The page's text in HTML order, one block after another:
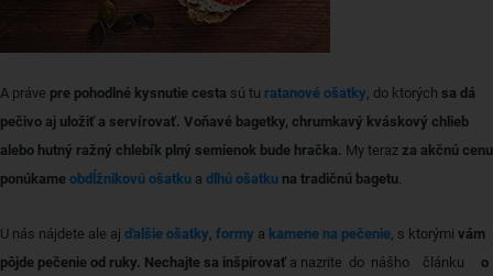
A práve pre pohodlné kysnutie cesta sú tu ratanové ošatky , do ktorých sa dá
pečivo aj uložiť a servírovať. Voňavé bagetky, chrumkavý kváskový chlieb
alebo hutný ražný chlebík plný semienok bude hračka. My teraz za akčnú cenu
ponúkame obdĺžnikovú ošatku a dlhú ošatku na tradičnú bagetu
U nás nájdete ale aj ďalšie ošatky formy a kamene na pečenie , s ktorými vám
pôjde pečenie od ruky. Nechajte sa inšpirovať a nazrite do nášho článku o